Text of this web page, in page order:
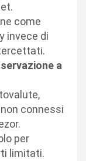
come
invece di
a
connessi
per
limitati.